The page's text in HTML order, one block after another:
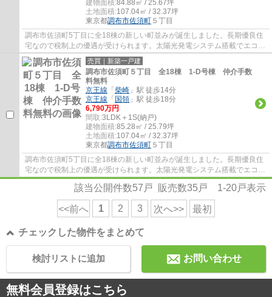
建物面積:84.88㎡ / 25.67坪
土地面積:107.04㎡ / 32.37坪
東京都調布市佐須町 ５丁目
調布市佐須町5丁目に全18棟の新しい町並みが誕生しました。長期優良住
宅なので税制上の優遇が受けられます。太陽光発電システム搭載でエコな
暮らしができます。使い勝手の良い３LDKで...
売買｜新築一戸建
調布市佐須町５丁目 全18棟 1-D号棟 仲介手数
料無料
京王線 「 柴崎 」駅 徒歩14分
京王線 「 国領 」駅 徒歩18分
6,790万円
間取:3LDK＋1S(納戸)
建物面積:85.28㎡ / 25.79坪
土地面積:107.04㎡ / 32.37坪
東京都調布市佐須町 ５丁目
調布市佐須町5丁目に全18棟の新しい町並みが誕生しました。長期優良住
宅なので税制上の優遇が受けられます。太陽光発電システム搭載でエコな
暮らしができます。使い勝手の良い３LDKで...
該当公開件数57 戸 販売数35 戸 1-20戸表示
<<前へ 1 2 3 次へ>> 最初
チェックした物件をまとめて
お問い合わせ
検討リストに追加
無料会員登録はこちら